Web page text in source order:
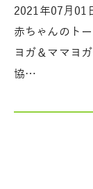
2021年07月01
赤ちゃんのト
ヨガ＆ママヨ
協…